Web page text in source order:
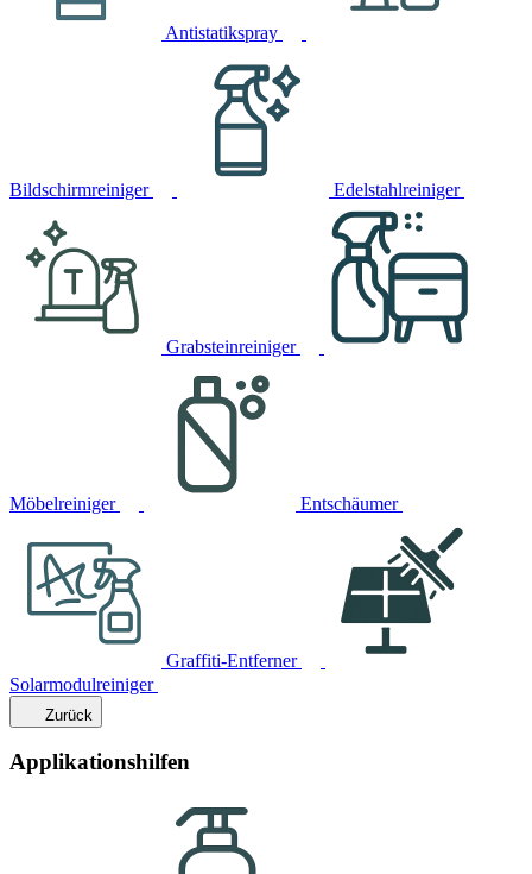
Antistatikspray
Bildschirmreiniger Edelstahlreiniger
Grabsteinreiniger
Möbelreiniger Entschäumer
Graffiti-Entferner
Solarmodulreiniger
Zurück
Applikationshilfen